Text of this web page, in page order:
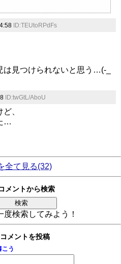
ID:TEUtoRPdFs
見つけられないと思う…(-_
ID:twGtL/AboU
、
…
全て見る(32)
メントから検索
検索してみよう！
メントを投稿
こう